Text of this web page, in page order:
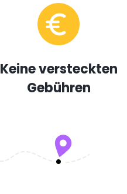
Keine versteckten
Gebühren